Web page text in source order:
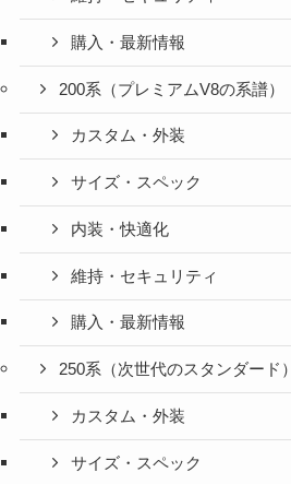
購入・最新情報
200系（プレミアムV8の系譜）
カスタム・外装
サイズ・スペック
内装・快適化
維持・セキュリティ
購入・最新情報
250系（次世代のスタンダード）
カスタム・外装
サイズ・スペック